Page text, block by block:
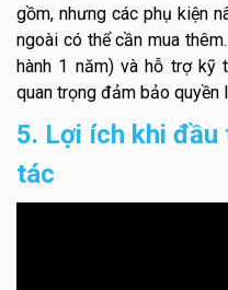
gồm, nhưng các phụ kiện
ngoài có thể cần mua thêm.
hành 1 năm) và hỗ trợ kỹ
quan trọng đảm bảo quyền
5. Lợi ích khi
tác